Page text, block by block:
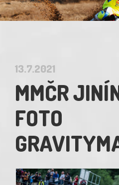
13.7.2021
MMČR
FOTO